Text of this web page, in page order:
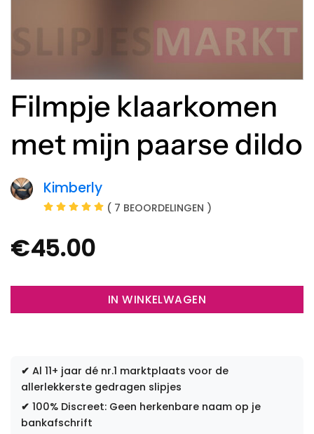
Filmpje klaarkomen
met mijn paarse dildo
Kimberly
( 7 BEOORDELINGEN )
€45.00
IN WINKELWAGEN
✔ Al 11+ jaar dé nr.1 marktplaats voor de
allerlekkerste gedragen slipjes
✔ 100% Discreet: Geen herkenbare naam op je
bankafschrift